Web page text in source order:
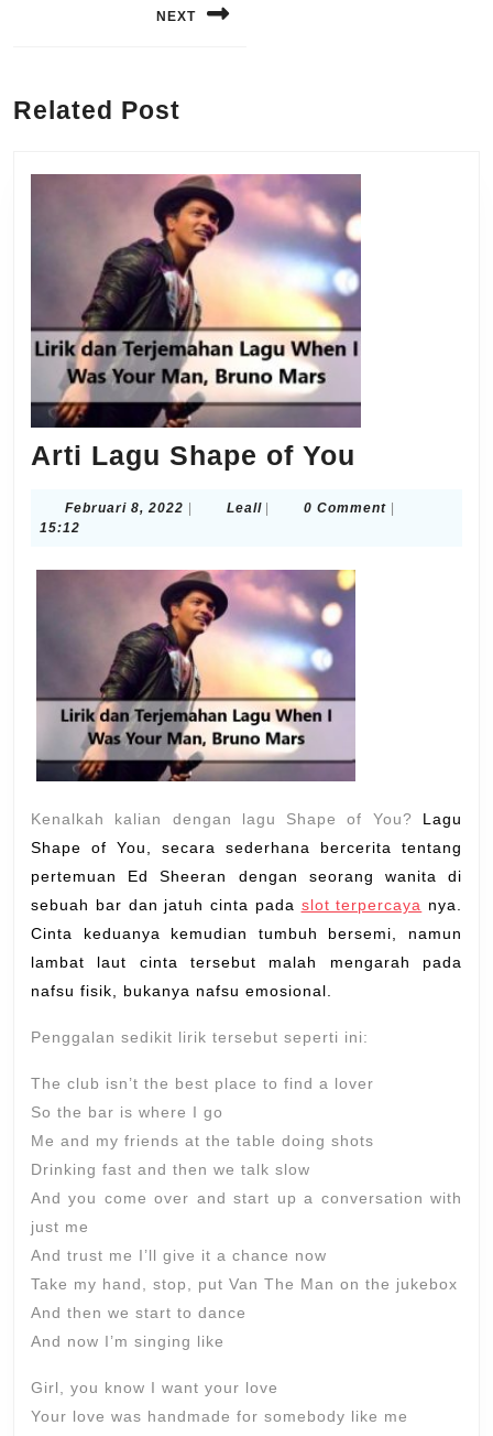
NEXT
post:
Related Post
Arti Lagu Shape of You
Shape
You
Februari 8, 2022 Februari
| LeallLeall
| 0 Comment |
15:12
Kenalkah kalian dengan lagu Shape of You? Lagu
Shape of You, secara sederhana bercerita tentang
pertemuan Ed Sheeran dengan seorang wanita di
sebuah bar dan jatuh cinta pada slot terpercaya nya.
Cinta keduanya kemudian tumbuh bersemi, namun
lambat laut cinta tersebut malah mengarah pada
nafsu fisik, bukanya nafsu emosional.
Penggalan sedikit lirik tersebut seperti ini:
The club isn’t the best place to find a lover
So the bar is where I go
Me and my friends at the table doing shots
Drinking fast and then we talk slow
And you come over and start up a conversation with
just me
And trust me I’ll give it a chance now
Take my hand, stop, put Van The Man on the jukebox
And then we start to dance
And now I’m singing like
Girl, you know I want your love
Your love was handmade for somebody like me